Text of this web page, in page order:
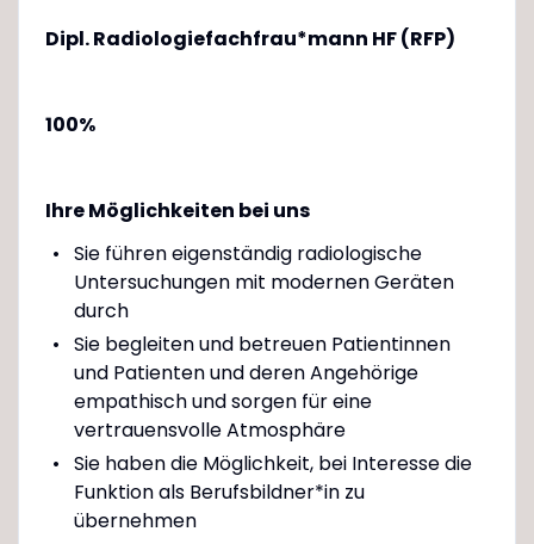
Dipl. Radiologiefachfrau*mann HF (RFP)
100%
Ihre Möglichkeiten bei uns
Sie führen eigenständig radiologische
Untersuchungen mit modernen Geräten
durch
Sie begleiten und betreuen Patientinnen
und Patienten und deren Angehörige
empathisch und sorgen für eine
vertrauensvolle Atmosphäre
Sie haben die Möglichkeit, bei Interesse die
Funktion als Berufsbildner*in zu
übernehmen